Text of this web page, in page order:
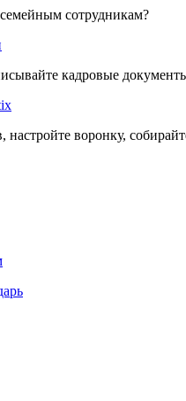
сотрудникам?
кадровые
настройте воронку,